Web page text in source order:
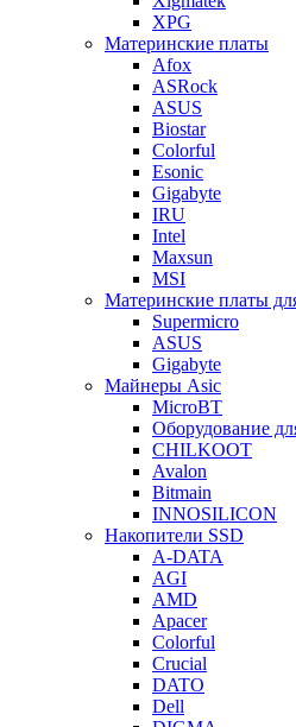
XPG
Материнские платы
Afox
ASRock
ASUS
Biostar
Colorful
Esonic
Gigabyte
IRU
Intel
Maxsun
MSI
Материнские платы
Supermicro
ASUS
Gigabyte
Майнеры Asic
MicroBT
Оборудование
CHILKOOT
Avalon
Bitmain
INNOSILICON
Накопители SSD
A-DATA
AGI
AMD
Apacer
Colorful
Crucial
DATO
Dell